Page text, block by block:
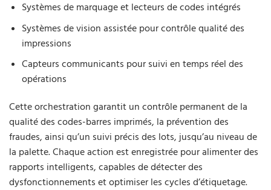
Systèmes de marquage et lecteurs de codes intégrés
Systèmes de vision assistée pour contrôle qualité des
impressions
Capteurs communicants pour suivi en temps réel des
opérations
Cette orchestration garantit un contrôle permanent de la
qualité des codes-barres imprimés, la prévention des
fraudes, ainsi qu’un suivi précis des lots, jusqu’au niveau de
la palette. Chaque action est enregistrée pour alimenter des
rapports intelligents, capables de détecter des
dysfonctionnements et optimiser les cycles d’étiquetage.